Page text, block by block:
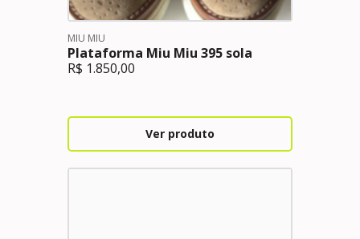
MIU MIU
Plataforma Miu Miu 395 sola
R$ 1.850,00
Ver produto